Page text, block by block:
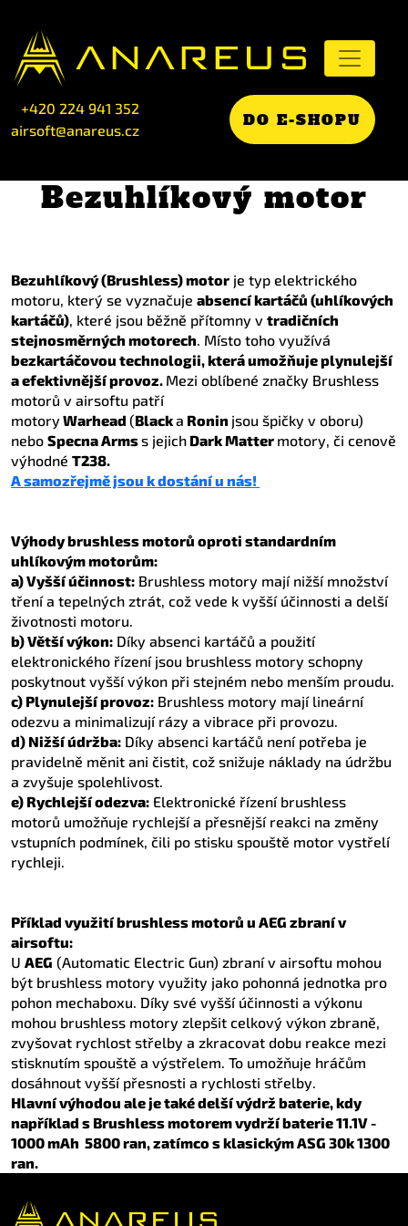
+420 224 941 352
airsoft@anareus.cz
DO E-SHOPU
Bezuhlíkový motor
Bezuhlíkový (Brushless) motor je typ elektrického
motoru, který se vyznačuje absencí kartáčů (uhlíkových
kartáčů), které jsou běžně přítomny v tradičních
stejnosměrných motorech. Místo toho využívá
bezkartáčovou technologii, která umožňuje plynulejší
a efektivnější provoz. Mezi oblíbené značky Brushless
motorů v airsoftu patří
motoryWarhead (Blacka Ronin jsou špičky v oboru)
nebo Specna Armss jejich Dark Matter motory, či cenově
výhodné T238.
A samozřejmě jsou k dostání u nás!
Výhody brushless motorů oproti standardním
uhlíkovým motorům:
a) Vyšší účinnost: Brushless motory mají nižší množství
tření a tepelných ztrát, což vede k vyšší účinnosti a delší
životnosti motoru.
b) Větší výkon: Díky absenci kartáčů a použití
elektronického řízení jsou brushless motory schopny
poskytnout vyšší výkon při stejném nebo menším proudu.
c) Plynulejší provoz: Brushless motory mají lineární
odezvu a minimalizují rázy a vibrace při provozu.
d) Nižší údržba: Díky absenci kartáčů není potřeba je
pravidelně měnit ani čistit, což snižuje náklady na údržbu
a zvyšuje spolehlivost.
e) Rychlejší odezva: Elektronické řízení brushless
motorů umožňuje rychlejší a přesnější reakci na změny
vstupních podmínek, čili po stisku spouště motor vystřelí
rychleji.
Příklad využití brushless motorů u AEG zbraní v
airsoftu:
U AEG (Automatic Electric Gun) zbraní v airsoftu mohou
být brushless motory využity jako pohonná jednotka pro
pohon mechaboxu. Díky své vyšší účinnosti a výkonu
mohou brushless motory zlepšit celkový výkon zbraně,
zvyšovat rychlost střelby a zkracovat dobu reakce mezi
stisknutím spouště a výstřelem. To umožňuje hráčům
dosáhnout vyšší přesnosti a rychlosti střelby.
Hlavní výhodou ale je také delší výdrž baterie, kdy
například s Brushless motorem vydrží baterie 11.1V -
1000 mAh 5800 ran, zatímco s klasickým ASG 30k 1300
ran.